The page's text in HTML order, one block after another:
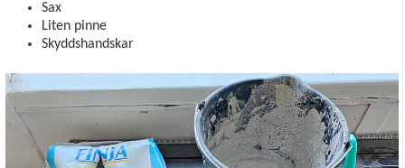
Sax
Liten pinne
Skyddshandskar